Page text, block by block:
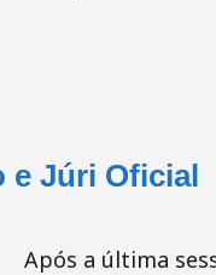
e Júri Oficial
Após a última